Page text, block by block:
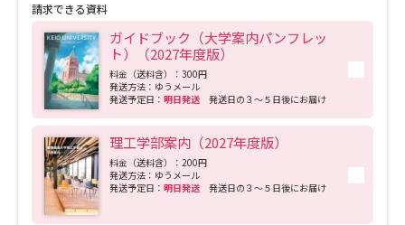
す。 ★学群・学科 ■リベラルアーツ学群 「世界・社会との新しい出会いが、学んだ
知識を実践力に変える。」 社会を形づくる多様な物事から、文化や自然科学、さま
ざまな社会課題まで、まずは基礎を学びながら多彩なテーマに触れることで、視野
は大きく広がります。興味・関心に合わせて、人文・社会・自然・総合の４領域、
合計32のプログラムから横断的に自由に選択する学びには、幅広い視野も、高度な
専門性も獲得できる、他にはない学習環境です。 ■グローバル・コミュニケーショ
ン学群 「語学×専門分野を合わせて学び、世界につながるキャリアを実現。」
NEW!! トリリンガルトラック内で、学べる言語に「韓国語」が加わります。
（2026年度入学者より） 英語・中国語・日本語・トリリンガル（韓国語）の４つの
言語トラックで、語学力とコミュニケーション能力を集中的に学習。２年次以降は
外国語で開講される授業を通して多様な分野における専門性を獲得し、世界を舞台
に活躍する卒業後のキャリアにつなげます。 ■健康福祉学群 「すべての人の 豊か
な日々を かなえるために」 人々の暮らしに深く寄り添う「健康・スポーツ」「福
祉・心理」「保育」の３領域に、６つの専攻を設置。理論と実践の両方から、専門
的な知識とスキルを磨きます。 ■教育探究科学群 「教育学で磨かれる視点と分析力
請求できる資料
ガイドブック（大学案内パンフレッ
ト）（2027年度版）
料金（送料含）：300円
発送方法：ゆうメール
発送予定日： 明日発送 発送日の３～５日後にお届け
理工学部案内（2027年度版）
料金（送料含）：200円
発送方法：ゆうメール
発送予定日： 明日発送 発送日の３～５日後にお届け